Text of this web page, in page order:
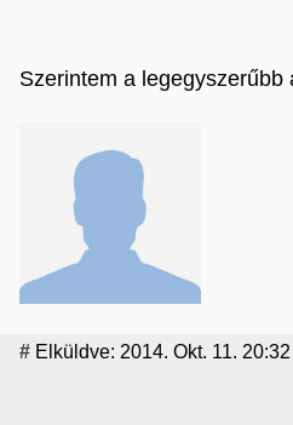
Szerintem a legegyszerűbb
# Elküldve: 2014. Okt. 11. 20:32